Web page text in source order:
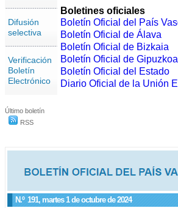
Difusión
selectiva
Verificación
Boletín
Electrónico
Último boletín
RSS
N.º 191, martes 1 de octubre de 2024
Boletines oficiales
Boletín Oficial del País
Boletín Oficial de Álava
Boletín Oficial de Bizkaia
Boletín Oficial de Gipuzkoa
Boletín Oficial del Estado
Diario Oficial de la Unión